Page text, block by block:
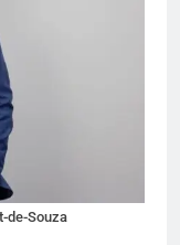
de-Souza